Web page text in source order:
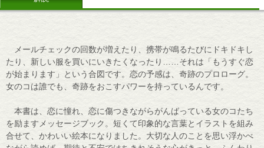
メールチェックの回数が増えたり、携帯が鳴るたびにドキドキし
たり、新しい服を買いにいきたくなったり……それは「もうすぐ恋
が始まります」という合図です。恋の予感は、奇跡のプロローグ。
女のコは誰でも、奇跡をおこすパワーを持っているんです。
本書は、恋に憧れ、恋に傷つきながらがんばっている女のコたち
を励ますメッセージブック。短くて印象的な言葉とイラストを組み
合せて、かわいい絵本になりました。大切な人のことを思い浮かべ